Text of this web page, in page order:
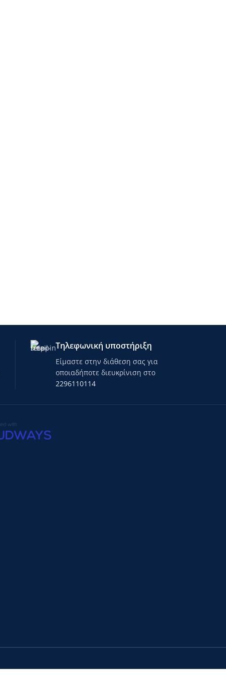
Τηλεφωνική υποστήριξη
Είμαστε στην διάθεση σας για
οποιαδήποτε διευκρίνιση στο
2296110114